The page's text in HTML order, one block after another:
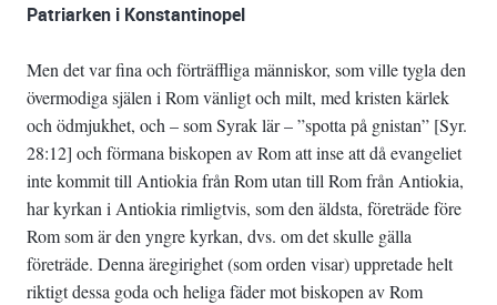
Patriarken i Konstantinopel
Men det var fina och förträffliga människor, som ville tygla den
övermodiga själen i Rom vänligt och milt, med kristen kärlek
och ödmjukhet, och – som Syrak lär – ”spotta på gnistan” [Syr.
28:12] och förmana biskopen av Rom att inse att då evangeliet
inte kommit till Antiokia från Rom utan till Rom från Antiokia,
har kyrkan i Antiokia rimligtvis, som den äldsta, företräde före
Rom som är den yngre kyrkan, dvs. om det skulle gälla
företräde. Denna äregirighet (som orden visar) uppretade helt
riktigt dessa goda och heliga fäder mot biskopen av Rom